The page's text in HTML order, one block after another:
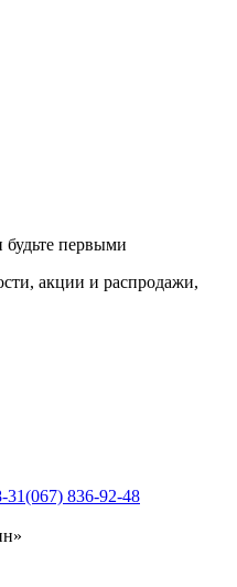
первыми
акции и распродажи,
31(067) 836-92-48